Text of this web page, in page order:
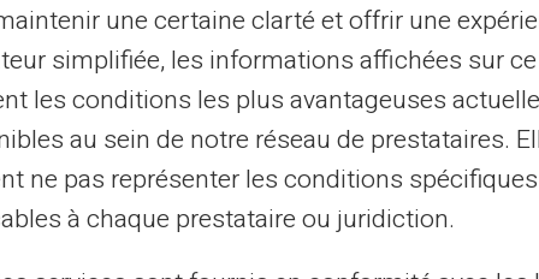
Service & Support av
une certaine clarté et offrir une
simplifiée, les informations affichées sur
les conditions les plus avantageuses
au sein de notre réseau de prestataires.
ne pas représenter les conditions spécifiques
à chaque prestataire ou juridiction.